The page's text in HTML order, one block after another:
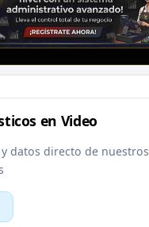
en Video
datos directo de nuestros